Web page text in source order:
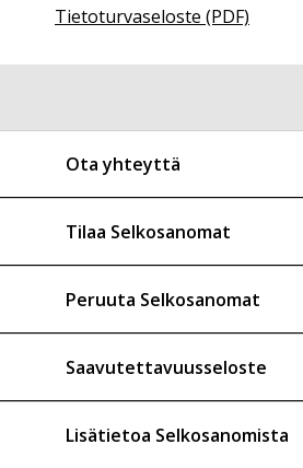
Tietoturvaseloste (PDF)
Ota yhteyttä
Tilaa Selkosanomat
Peruuta Selkosanomat
Saavutettavuusseloste
Lisätietoa Selkosanomista